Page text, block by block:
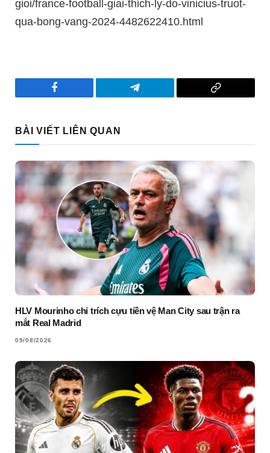
gioi/france-football-giai-thich-ly-do-vinicius-truot-
qua-bong-vang-2024-4482622410.html
Facebook Telegram
Copy
BÀI VIẾT LIÊN QUAN
HLV Mourinho chỉ trích cựu tiền vệ Man City sau trận ra
mắt Real Madrid
09/08/2026